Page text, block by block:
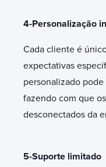
4-Personalização
Cada cliente é
expectativas
personalizado
fazendo com que
desconectados da
5-Suporte limitado